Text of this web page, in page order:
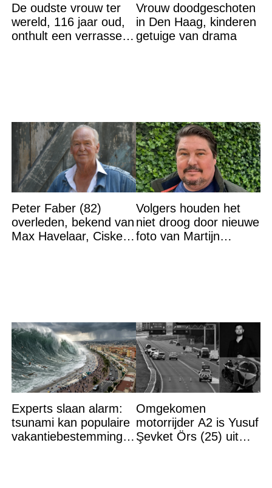
De oudste vrouw ter
wereld, 116 jaar oud,
onthult een verrassend
Vrouw doodgeschoten
in Den Haag, kinderen
getuige van drama
Peter Faber (82)
overleden, bekend van
Max Havelaar, Ciske
Volgers houden het
niet droog door nieuwe
foto van Martijn
Experts slaan alarm:
tsunami kan populaire
vakantiebestemming
Omgekomen
motorrijder A2 is Yusuf
Şevket Örs (25) uit